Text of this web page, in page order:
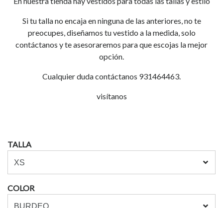
Si tu talla no encaja en ninguna de las anteriores, no te
preocupes, diseñamos tu vestido a la medida, solo
contáctanos y te asesoraremos para que escojas la mejor
opción.
Cualquier duda contáctanos 931464463.
visítanos
TALLA
COLOR